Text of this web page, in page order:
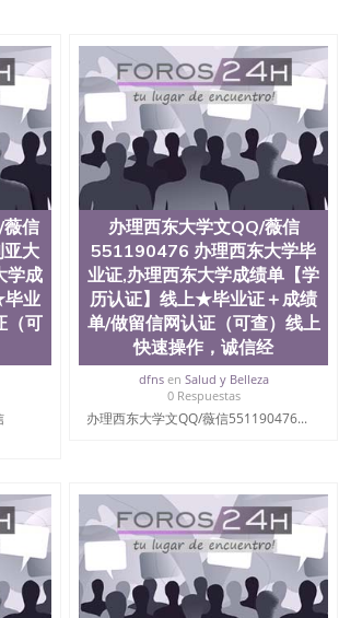
毕业证（San Jose State University）圣何
成绩单（San Jose State University）圣何
成绩单（San Jose State University）成绩
州立大学（San Jose State University）圣何
（ San Jose State University）圣何塞州立
Jose State University）圣何塞州立大学文
Jose State University）圣何塞州立大学学历
State University）圣何塞州立大学学历（
University）圣何塞州立大学（San Jose
）圣何塞州立大学（San Jose State
立大学学位证（San Jose State University
立大学学位证（San Jose State University）
（San Jose State University）圣何塞州立
University）圣何塞州立大学学位证（
State University）圣何塞州立大学结业证（
State University）圣何塞州立大学结业证（
State University）圣何塞州立大学学位证（
State University）圣何塞州立大学学历证书
Jose State University）澳洲读书未毕业找
历 绩单购买学位证书/澳洲读本科硕士做文凭/
QQ/薇信551190476 办理伦敦大学城市学院
＋成绩单/做留信网认证（可查）线上快速
类英文材料/制作
薇信
大
学成
业
（可
办理西东大学文QQ/薇信
551190476 办理西东大学毕
业证,办理西东大学成绩单【学
历认证】线上★毕业证＋成绩
单/做留信网认证（可查）线上
快速操作，诚信经
dfnsen Salud y Belleza
0 Respuestas
办理西东大学文QQ/薇信551190476...